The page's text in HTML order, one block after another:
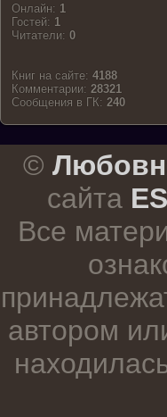
Онлайн: 1
Гостей: 1
Читатели:0
Книг на сайте:4188
Комментарии:28321
Cообщения в ГК:240
©
сайта
Все
автором